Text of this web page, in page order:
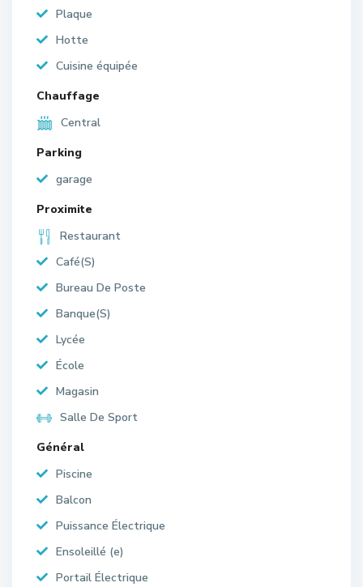
Plaque
Hotte
Cuisine équipée
Chauffage
Central
Parking
garage
Proximite
Restaurant
Café(S)
Bureau De Poste
Banque(S)
Lycée
École
Magasin
Salle De Sport
Général
Piscine
Balcon
Puissance Électrique
Ensoleillé (e)
Portail Électrique